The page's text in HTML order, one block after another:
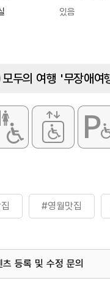
있음
모두의 여행 '무장애여
#영월맛집
츠 등록 및 수정 문의